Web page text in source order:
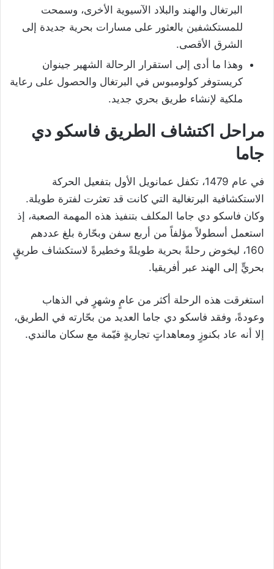
البرتغال والهند والبلاد الآسيوية الأخرى، وسمحت
للمستكشفين بالعثور على مسارات بحرية جديدة إلى
الشرق الأقصى.
وهذا ما أدى إلى استقرار الرحالة الشهير جينوان
كريستوفر كولومبوس في البرتغال والحصول على رعاية
ملكية لإنشاء طريق بحري جديد.
مراحل اكتشاف الطريق فاسكو دي
جاما
في عام 1479، تكفل عمانويل الأول بتفعيل الحركة
الاستكشافية البرتغالية التي كانت قد تعثرت لفترة طويلة.
وكان فاسكو دي جاما المكلف بتنفيذ هذه المهمة الصعبة، إذ
استعمل أسطولاً مؤلفاً من أربع سفن وبحّارة بلغ عددهم
160، ليخوض رحلةً بحرية طويلةً وخطيرةً لاستكشاف طريقٍ
بحريٍّ إلى الهند عبر أفريقيا.
استغرقت هذه الرحلة أكثر من عامٍ وشهرٍ في الذهاب
وعودةً، وفقد فاسكو دي جاما العديد من بحّارته في الطريق،
إلا أنه عاد بكنوزٍ ومعاهداتٍ تجاريةٍ قيّمة مع سكان مالندي.